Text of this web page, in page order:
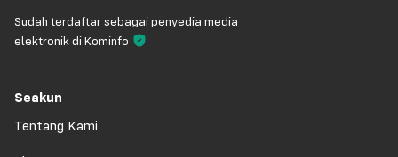
Sudah terdaftar sebagai penyedia media
elektronik di Kominfo
Seakun
Tentang Kami